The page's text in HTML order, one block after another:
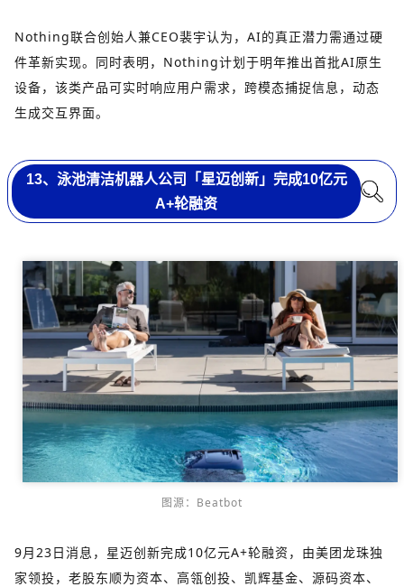
Nothing联合创始人兼CEO裴宇认为，AI的真正潜力需通过硬
件革新实现。同时表明，Nothing计划于明年推出首批AI原生
设备，该类产品可实时响应用户需求，跨模态捕捉信息，动态
生成交互界面。
13、泳池清洁机器人公司「星迈创新」完成10亿元
A+轮融资
图源：Beatbot
9月23日消息，星迈创新完成10亿元A+轮融资，由美团龙珠独
家领投，老股东顺为资本、高瓴创投、凯辉基金、源码资本、